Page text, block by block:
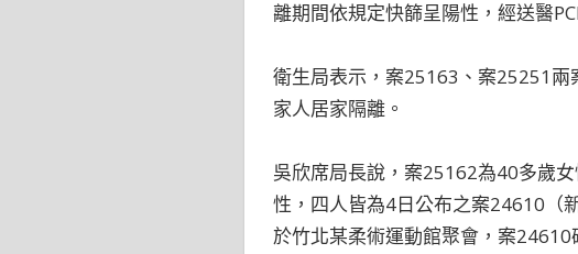
離期間依規定快篩呈陽性，經送醫
衛生局表示，案25163、案25251
家人居家隔離。
吳欣席局長說，案25162為40多歲
性，四人皆為4日公布之案24610（
於竹北某柔術運動館聚會，案